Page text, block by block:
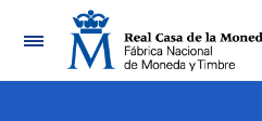
Nabigazioa